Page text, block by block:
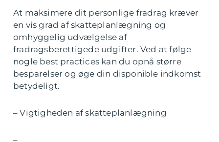
At maksimere dit personlige fradrag kræver
en vis grad af skatteplanlægning og
omhyggelig udvælgelse af
fradragsberettigede udgifter. Ved at følge
nogle best practices kan du opnå større
besparelser og øge din disponible indkomst
betydeligt.
– Vigtigheden af skatteplanlægning
–